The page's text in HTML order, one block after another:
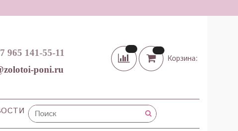
965 141-55-11
poni.ru
Корзина: